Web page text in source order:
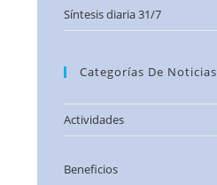
Síntesis diaria 31/7
Categorías De Noticias
Actividades
Beneficios